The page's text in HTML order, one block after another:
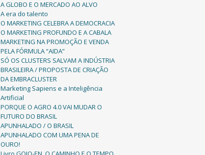
A GLOBO E O MERCADO AO ALVO
A era do talento
O MARKETING CELEBRA A DEMOCRACIA
O MARKETING PROFUNDO E A CABALA
MARKETING NA PROMOÇÃO E VENDA
PELA FÓRMULA “AIDA”
SÓ OS CLUSTERS SALVAM A INDÚSTRIA
BRASILEIRA / PROPOSTA DE CRIAÇÃO
DA EMBRACLUSTER
Marketing Sapiens e a Inteligência
Artificial
PORQUE O AGRO 4.0 VAI MUDAR O
FUTURO DO BRASIL
APUNHALADO / O BRASIL
APUNHALADO COM UMA PENA DE
OURO!